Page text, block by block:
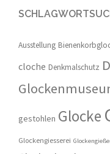
Ausstellung
cloche Denkmalschutz
gestohlen Glocke
Glockengiesserei